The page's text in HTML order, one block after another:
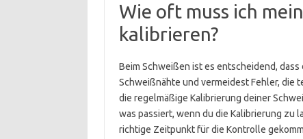
Wie oft muss ich
kalibrieren?
Beim Schweißen ist es entscheidend,
Schweißnähte und vermeidest Fehler, die
die regelmäßige Kalibrierung deiner
was passiert, wenn du die Kalibrierung zu
richtige Zeitpunkt für die Kontrolle